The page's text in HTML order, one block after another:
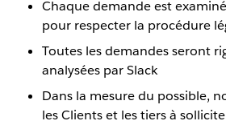
Chaque demande est
pour respecter la procédure
Toutes les demandes seront
analysées par Slack
Dans la mesure du possible,
les Clients et les tiers à